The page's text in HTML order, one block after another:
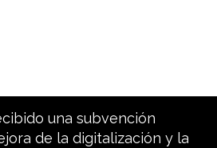
una subvención
de la digitalización y la